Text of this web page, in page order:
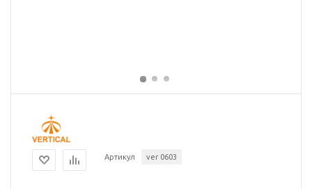
Артикул ver 0603